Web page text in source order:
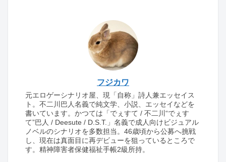
フジカワ
元エロゲーシナリオ屋、現「自称」詩人兼エッセイス
ト。不二川巴人名義で純文学、小説、エッセイなどを
書いています。かつては「でぇすて / 不二川“でぇす
て”巴人 / Deesute / D.S.T.」名義で成人向けビジュアル
ノベルのシナリオを多数担当。46歳頃から公募へ挑戦
し、現在は真面目に再デビューを狙っているところで
す。精神障害者保健福祉手帳2級所持。